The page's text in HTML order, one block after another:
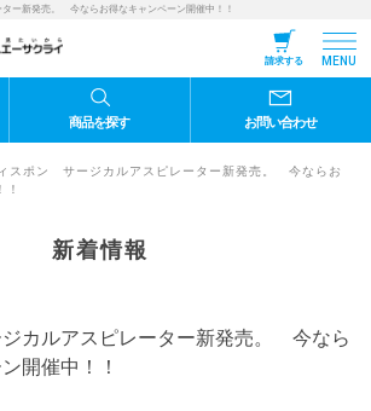
ー新発売。 今ならお得なキャンペーン開催中！！
請求する MENU
商品を探す お問い合わせ
スポン サージカルアスピレーター新発売。 今ならお
新着情報
カルアスピレーター新発売。 今なら
開催中！！